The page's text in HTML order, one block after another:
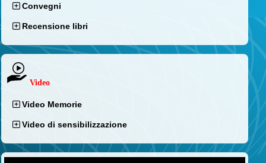
Convegni
Recensione libri
Video
Video Memorie
Video di sensibilizzazione